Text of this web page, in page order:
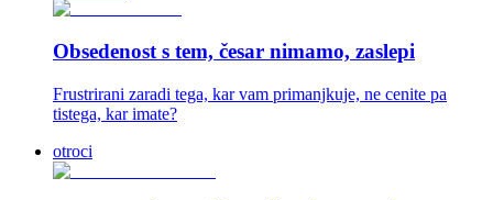
Obsedenost s tem, česar nimamo, zaslepi
Frustrirani zaradi tega, kar vam primanjkuje, ne cenite pa
tistega, kar imate?
otroci